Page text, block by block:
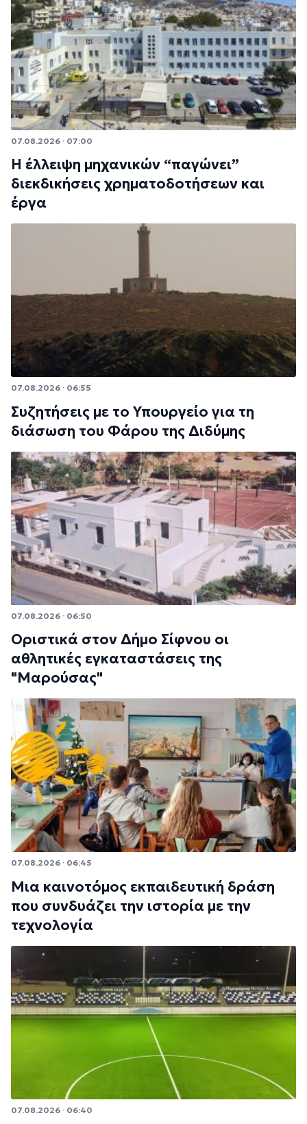
07.08.2026 · 07:00
Η έλλειψη μηχανικών “παγώνει”
διεκδικήσεις χρηματοδοτήσεων και
έργα
07.08.2026 · 06:55
Συζητήσεις με το Υπουργείο για τη
διάσωση του Φάρου της Διδύμης
07.08.2026 · 06:50
Οριστικά στον Δήμο Σίφνου οι
αθλητικές εγκαταστάσεις της
"Μαρούσας"
07.08.2026 · 06:45
Μια καινοτόμος εκπαιδευτική δράση
που συνδυάζει την ιστορία με την
τεχνολογία
07.08.2026 · 06:40